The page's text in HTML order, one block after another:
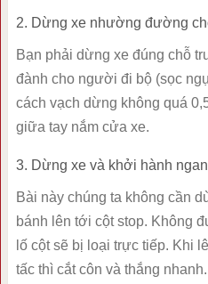
2. Dừng xe nhường đường
Bạn phải dừng xe đúng chỗ
đành cho người đi bộ (sọc
cách vạch dừng không quá
giữa tay nắm cửa xe.
3. Dừng xe và khởi hành
Bài này chúng ta không cần
bánh lên tới cột stop. Không
lố cột sẽ bị loại trực tiếp. Khi
tấc thì cắt côn và thắng